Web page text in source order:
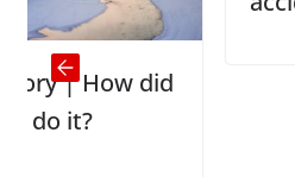
| How did
it?